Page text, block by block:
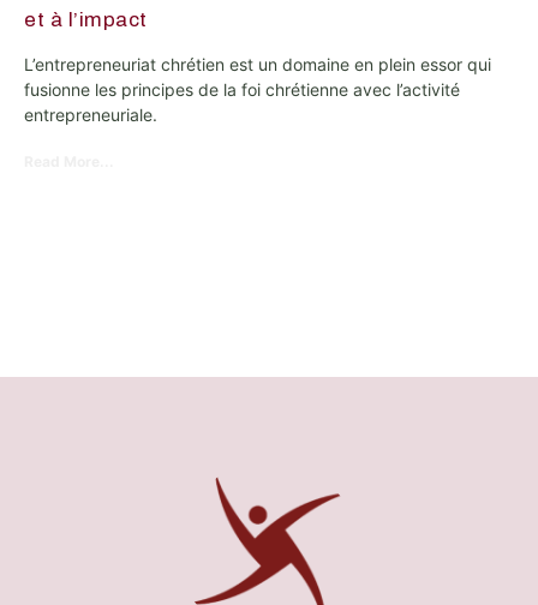
et à l’impact
L’entrepreneuriat chrétien est un domaine en plein essor qui
fusionne les principes de la foi chrétienne avec l’activité
entrepreneuriale.